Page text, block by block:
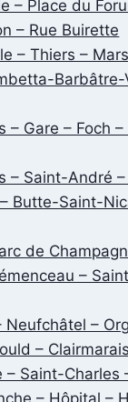
– Place du
– Rue Buirette
– Thiers – Mars
– Gare – Foch
– Saint-André
Butte-Saint-
de
–
Neufchâtel –
–
– Saint-Charles